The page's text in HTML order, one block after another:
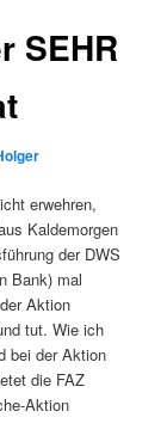
SEHR
erwehren,
Kaldemorgen
der DWS
Bank) mal
Aktion
tut. Wie ich
bei der Aktion
die FAZ
Aktion